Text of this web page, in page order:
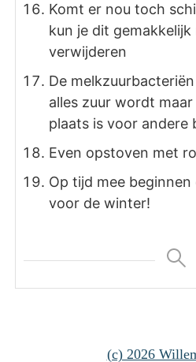
Komt er nou toch
kun je dit
verwijderen
De
alles zuur wordt
plaats is voor andere
Even opstoven met
Op tijd mee
voor de winter!
(c) 2026